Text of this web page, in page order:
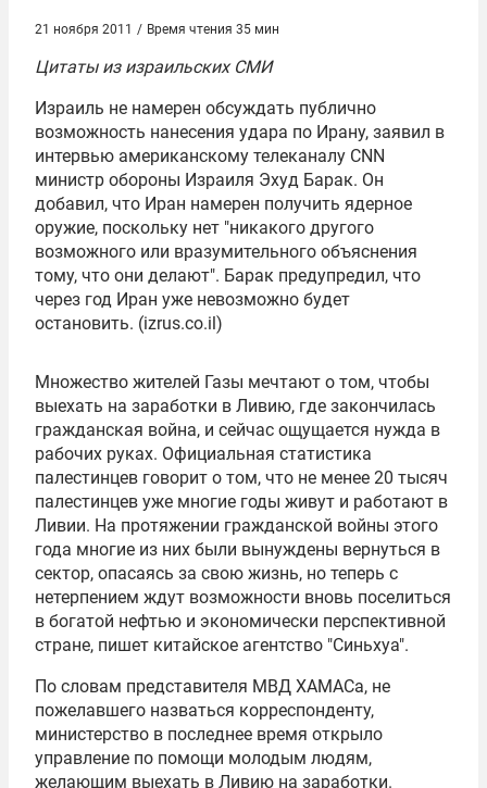
21 ноября 2011 / Время чтения 35 мин
Цитаты из израильских СМИ
Израиль не намерен обсуждать публично
возможность нанесения удара по Ирану, заявил в
интервью американскому телеканалу CNN
министр обороны Израиля Эхуд Барак. Он
добавил, что Иран намерен получить ядерное
оружие, поскольку нет "никакого другого
возможного или вразумительного объяснения
тому, что они делают". Барак предупредил, что
через год Иран уже невозможно будет
остановить. (izrus.co.il)
Множество жителей Газы мечтают о том, чтобы
выехать на заработки в Ливию, где закончилась
гражданская война, и сейчас ощущается нужда в
рабочих руках. Официальная статистика
палестинцев говорит о том, что не менее 20 тысяч
палестинцев уже многие годы живут и работают в
Ливии. На протяжении гражданской войны этого
года многие из них были вынуждены вернуться в
сектор, опасаясь за свою жизнь, но теперь с
нетерпением ждут возможности вновь поселиться
в богатой нефтью и экономически перспективной
стране, пишет китайское агентство "Синьхуа".
По словам представителя МВД ХАМАСа, не
пожелавшего назваться корреспонденту,
министерство в последнее время открыло
управление по помощи молодым людям,
желающим выехать в Ливию на заработки.